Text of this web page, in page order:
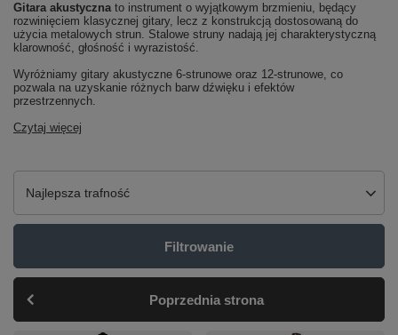
Gitara akustycznato instrument o wyjątkowym brzmieniu, będący
rozwinięciem klasycznej gitary, lecz z konstrukcją dostosowaną do
użycia metalowych strun. Stalowe struny nadają jej charakterystyczną
klarowność, głośność i wyrazistość.
Wyróżniamy gitary akustyczne 6-strunowe oraz 12-strunowe, co
pozwala na uzyskanie różnych barw dźwięku i efektów
przestrzennych.
Czytaj więcej
Zmień sortowanie
Najlepsza trafność
Filtrowanie
Poprzednia strona